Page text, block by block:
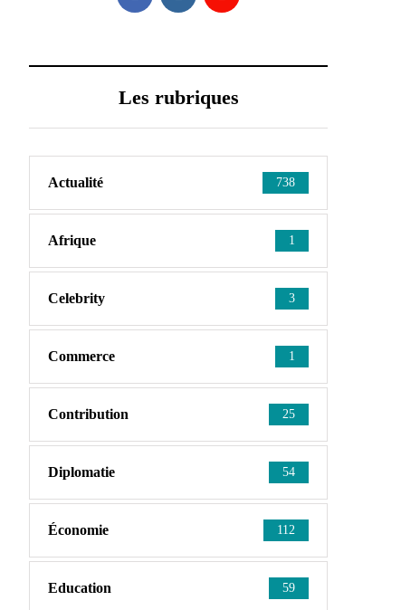
Les rubriques
Actualité 738
Afrique 1
Celebrity 3
Commerce 1
Contribution 25
Diplomatie 54
Économie 112
Education 59